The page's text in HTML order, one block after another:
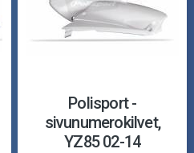
Polisport -
sivunumerokilvet,
YZ85 02-14